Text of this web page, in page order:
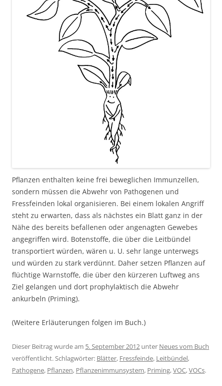
Pflanzen enthalten keine frei beweglichen Immunzellen,
sondern müssen die Abwehr von Pathogenen und
Fressfeinden lokal organisieren. Bei einem lokalen Angriff
steht zu erwarten, dass als nächstes ein Blatt ganz in der
Nähe des bereits befallenen oder angenagten Gewebes
angegriffen wird. Botenstoffe, die über die Leitbündel
transportiert würden, wären u. U. sehr lange unterwegs
und würden zu stark verdünnt. Daher setzen Pflanzen auf
flüchtige Warnstoffe, die über den kürzeren Luftweg ans
Ziel gelangen und dort prophylaktisch die Abwehr
ankurbeln (Priming).
(Weitere Erläuterungen folgen im Buch.)
Dieser Beitrag wurde am 5. September 2012 unter Neues vom Buch
veröffentlicht. Schlagwörter: Blätter, Fressfeinde, Leitbündel,
Pathogene, Pflanzen, Pflanzenimmunsystem, Priming,VOC,VOCs.